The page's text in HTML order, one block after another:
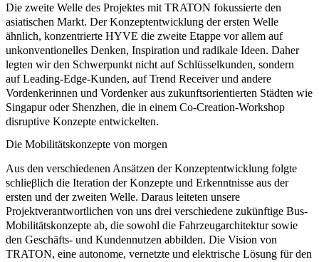
Die zweite Welle des Projektes mit TRATON fokussierte den
asiatischen Markt. Der Konzeptentwicklung der ersten Welle
ähnlich, konzentrierte HYVE die zweite Etappe vor allem auf
unkonventionelles Denken, Inspiration und radikale Ideen. Daher
legten wir den Schwerpunkt nicht auf Schlüsselkunden, sondern
aufLeading-Edge-Kunden, auf Trend Receiverund andere
Vordenkerinnen und Vordenker aus zukunftsorientierten Städten wie
Singapur oder Shenzhen, die in einem Co-Creation-Workshop
disruptive Konzepte entwickelten.
Die Mobilitätskonzepte von morgen
Aus den verschiedenen Ansätzen der Konzeptentwicklung folgte
schlieβlich die Iteration der Konzepte und Erkenntnisse aus der
ersten und der zweiten Welle. Daraus leiteten unsere
Projektverantwortlichen von uns drei verschiedene zukünftige Bus-
Mobilitätskonzepte ab, die sowohl die Fahrzeugarchitektur sowie
den Geschäfts- und Kundennutzen abbilden. Die Vision von
TRATON, eine autonome, vernetzte und elektrische Lösung für den